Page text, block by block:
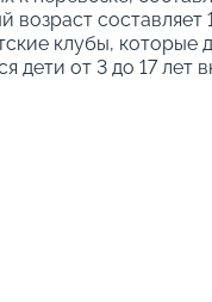
составляет
клубы, которые
дети от 3 до 17 лет